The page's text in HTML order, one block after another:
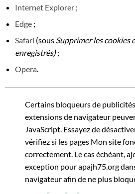
Internet Explorer ;
Edge ;
Safari (sous Supprimer les cookies
enregistrés);
Opera.
Certains bloqueurs de
extensions de navigateur
JavaScript. Essayez de
vérifiez si les pages Mon site
correctement. Le cas échéant,
exception pour apajh75.org
navigateur afin de ne plus